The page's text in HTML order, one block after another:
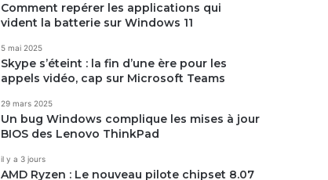
Comment repérer les applications qui
vident la batterie sur Windows 11
5 mai 2025
Skype s’éteint : la fin d’une ère pour les
appels vidéo, cap sur Microsoft Teams
29 mars 2025
Un bug Windows complique les mises à jour
BIOS des Lenovo ThinkPad
il y a 3 jours
AMD Ryzen : Le nouveau pilote chipset 8.07